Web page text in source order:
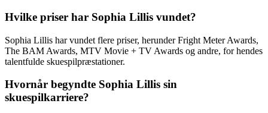
Hvilke priser har Sophia Lillis vundet?
Sophia Lillis har vundet flere priser, herunder Fright Meter Awards,
The BAM Awards, MTV Movie + TV Awards og andre, for hendes
talentfulde skuespilpræstationer.
Hvornår begyndte Sophia Lillis sin
skuespilkarriere?